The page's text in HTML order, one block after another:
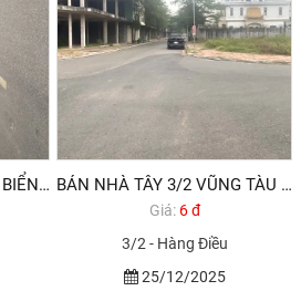
BÁN ĐẤT BIỆT THỰ GẦN BIỂN VŨNG TÀU, GẦN SUN GRUOP GIÁ 6,6 TỶ BÁN NHÀ TÂY 3/2 VŨNG TÀU HODECO
Giá: 6 đ
3/2 - Hàng Điều
25/12/2025